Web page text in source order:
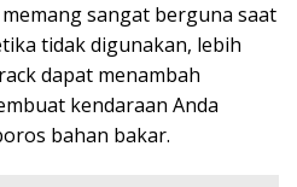
sangat berguna saat
tidak digunakan, lebih
dapat menambah
kendaraan Anda
bahan bakar.